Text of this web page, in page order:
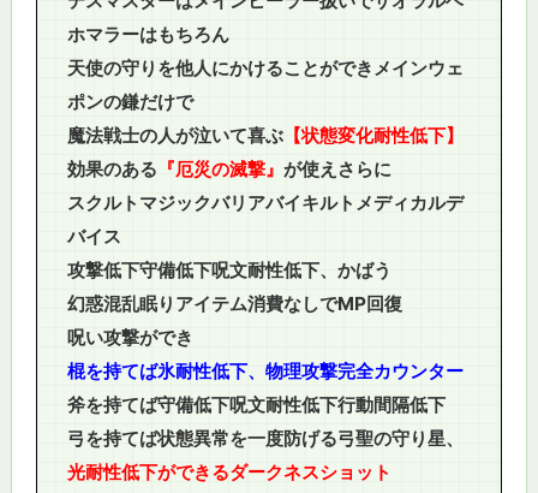
ホマラーはもちろん
天使の守りを他人にかけることができメインウェ
ポンの鎌だけで
魔法戦士の人が泣いて喜ぶ 【状態変化耐性低下】
効果のある 『厄災の滅撃』が使えさらに
スクルトマジックバリアバイキルトメディカルデ
バイス
攻撃低下守備低下呪文耐性低下、かばう
幻惑混乱眠りアイテム消費なしでMP回復
呪い攻撃ができ
棍を持てば氷耐性低下、物理攻撃完全カウンター
斧を持てば守備低下呪文耐性低下行動間隔低下
弓を持てば状態異常を一度防げる弓聖の守り星、
光耐性低下ができるダークネスショット